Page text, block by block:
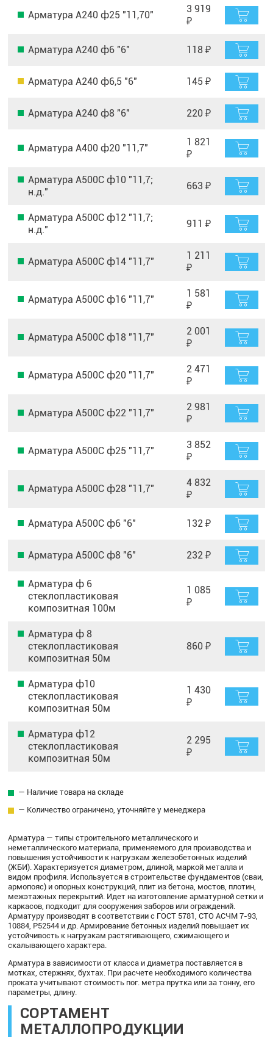
Арматура А240 ф25 "11,70"
3 919
₽
Арматура А240 ф6 "6" 118 ₽
Арматура А240 ф6,5 "6" 145 ₽
Арматура А240 ф8 "6" 220 ₽
Арматура А400 ф20 "11,7"
1 821
₽
Арматура А500С ф10 "11,7;
н.д."
663 ₽
Арматура А500С ф12 "11,7;
н.д."
911 ₽
Арматура А500С ф14 "11,7"
1 211
₽
Арматура А500С ф16 "11,7"
1 581
₽
Арматура А500С ф18 "11,7"
2 001
₽
Арматура А500С ф20 "11,7"
2 471
₽
Арматура А500С ф22 "11,7"
2 981
₽
Арматура А500С ф25 "11,7"
3 852
₽
Арматура А500С ф28 "11,7"
4 832
₽
Арматура А500С ф6 "6" 132 ₽
Арматура А500С ф8 "6" 232 ₽
Арматура ф 6
стеклопластиковая
композитная 100м
1 085
₽
Арматура ф 8
стеклопластиковая
композитная 50м
860 ₽
Арматура ф10
стеклопластиковая
композитная 50м
1 430
₽
Арматура ф12
стеклопластиковая
композитная 50м
2 295
₽
— Наличие товара на складе
— Количество ограничено, уточняйте у менеджера
Арматура — типы строительного металлического и
неметаллического материала, применяемого для производства и
повышения устойчивости к нагрузкам железобетонных изделий
(ЖБИ). Характеризуется диаметром, длиной, маркой металла и
видом профиля. Используется в строительстве фундаментов (сваи,
армопояс) и опорных конструкций, плит из бетона, мостов, плотин,
межэтажных перекрытий. Идет на изготовление арматурной сетки и
каркасов, подходит для сооружения заборов или ограждений.
Арматуру производят в соответствии с ГОСТ 5781, СТО АСЧМ 7-93,
10884, Р52544 и др. Армирование бетонных изделий повышает их
устойчивость к нагрузкам растягивающего, сжимающего и
скалывающего характера.
Арматура в зависимости от класса и диаметра поставляется в
мотках, стержнях, бухтах. При расчете необходимого количества
проката учитывают стоимость пог. метра прутка или за тонну, его
параметры, длину.
СОРТАМЕНТ
МЕТАЛЛОПРОДУКЦИИ